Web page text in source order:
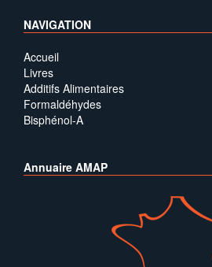
NAVIGATION
Accueil
Livres
Additifs Alimentaires
Formaldéhydes
Bisphénol-A
Annuaire AMAP